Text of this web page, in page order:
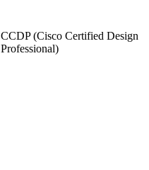
CCDP (Cisco Certified Design
Professional)